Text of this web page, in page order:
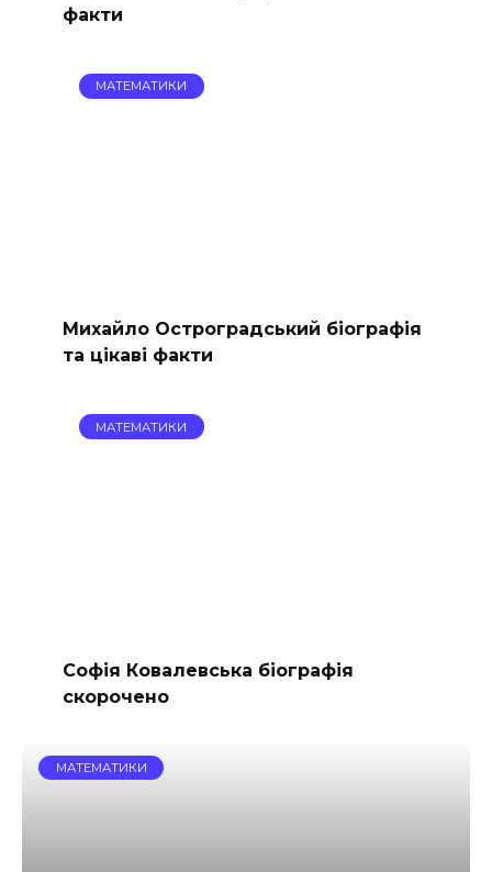
факти
МАТЕМАТИКИ
Михайло Остроградський біографія
та цікаві факти
МАТЕМАТИКИ
Софія Ковалевська біографія
скорочено
МАТЕМАТИКИ